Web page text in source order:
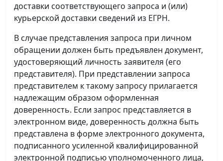
доставки соответствующего запроса и (или)
курьерской доставки сведений из ЕГРН.
В случае представления запроса при личном
обращении должен быть предъявлен документ,
удостоверяющий личность заявителя (его
представителя). При представлении запроса
представителем к такому запросу прилагается
надлежащим образом оформленная
доверенность. Если запрос представляется в
электронном виде, доверенность должна быть
представлена в форме электронного документа,
подписанного усиленной квалифицированной
электронной подписью уполномоченного лица,